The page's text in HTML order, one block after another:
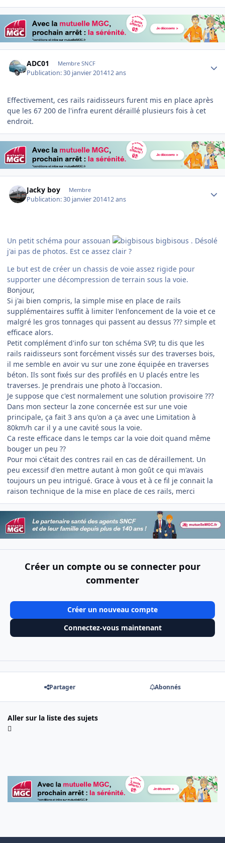
ADC01 Membre SNCF
Publication:30 janvier 201412 ans
Effectivement, ces rails raidisseurs furent mis en place après
que les 67 200 de l'infra eurent déraillé plusieurs fois à cet
endroit.
Jacky boy Membre
Publication:30 janvier 201412 ans
Un petit schéma pour assouan
bigbisous . Désolé
j'ai pas de photos. Est ce assez clair ?
Le but est de créer un chassis de voie assez rigide pour
supporter une décompression de terrain sous la voie.
Bonjour,
Si j'ai bien compris, la simple mise en place de rails
supplémentaires suffit à limiter l'enfoncement de la voie et ce
malgré les gros tonnages qui passent au dessus ??? simple et
efficace alors.
Petit complément d'info sur ton schéma SVP, tu dis que les
rails raidisseurs sont forcément vissés sur des traverses bois,
il me semble en avoir vu sur une zone équipée en traverses
béton. Ils sont fixés sur des profilés en U placés entre les
traverses. Je prendrais une photo à l'occasion.
Je suppose que c'est normalement une solution provisoire ???
Dans mon secteur la zone concernée est sur une voie
principale, ça fait 3 ans qu'on a ça avec une Limitation à
80km/h car il y a une cavité sous la voie.
Ca reste efficace dans le temps car la voie doit quand même
bouger un peu ??
Pour moi c'était des contres rail en cas de déraillement. Un
peu excessif d'en mettre autant à mon goût ce qui m'avais
toujours un peu intrigué. Grace à vous et à ce fil je connait la
raison technique de la mise en place de ces rails, merci
Créer un compte ou se connecter pour
commenter
Créer un nouveau compte
Connectez-vous maintenant
Partager Abonnés
Aller sur la liste des sujets